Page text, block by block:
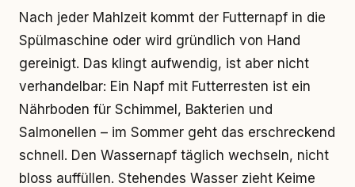
Nach jeder Mahlzeit kommt der Futternapf in die
Spülmaschine oder wird gründlich von Hand
gereinigt. Das klingt aufwendig, ist aber nicht
verhandelbar: Ein Napf mit Futterresten ist ein
Nährboden für Schimmel, Bakterien und
Salmonellen – im Sommer geht das erschreckend
schnell. Den Wassernapf täglich wechseln, nicht
bloss auffüllen. Stehendes Wasser zieht Keime